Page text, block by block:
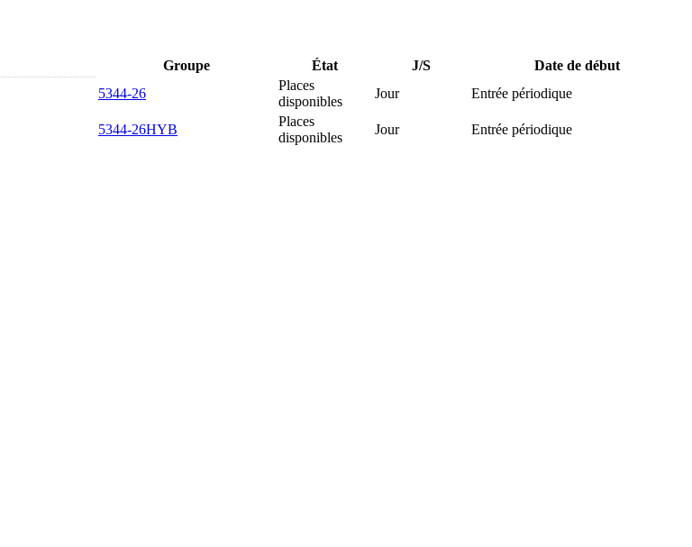
Groupe État J/S
Date de début
5344-26
Places
disponibles
Jour Entrée périodique
5344-26HYB
Places
disponibles
Jour Entrée périodique